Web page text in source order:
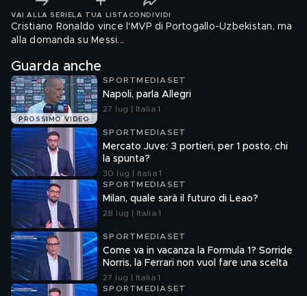
VAI ALLA SERIE LA TUA LISTA CONDIVIDI
Cristiano Ronaldo vince l'MVP di Portogallo-Uzbekistan, ma
alla domanda su Messi...
Guarda anche
PROSSIMO VIDEO
SPORTMEDIASET
Napoli, parla Allegri
27 lug | Italia 1
SPORTMEDIASET
Mercato Juve: 3 portieri, per 1 posto, chi
la spunta?
30 lug | Italia 1
SPORTMEDIASET
Milan, quale sarà il futuro di Leao?
28 lug | Italia 1
SPORTMEDIASET
Come va in vacanza la Formula 1? Sorride
Norris, la Ferrari non vuol fare una scelta
27 lug | Italia 1
SPORTMEDIASET